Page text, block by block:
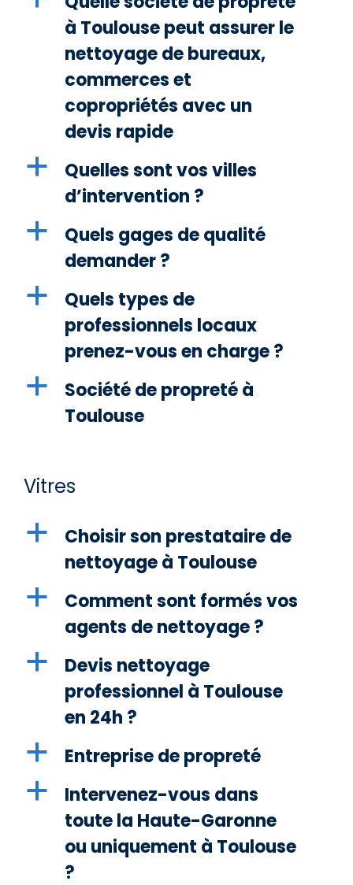
à Toulouse peut assurer le
nettoyage de bureaux,
commerces et
copropriétés avec un
devis rapide
a
Quelles sont vos villes
d’intervention ?
a
Quels gages de qualité
demander ?
a
Quels types de
professionnels locaux
prenez-vous en charge ?
a
Société de propreté à
Toulouse
Vitres
a
Choisir son prestataire de
nettoyage à Toulouse
a
Comment sont formés vos
agents de nettoyage ?
a
Devis nettoyage
professionnel à Toulouse
en 24h ?
a Entreprise de propreté
a
Intervenez-vous dans
toute la Haute-Garonne
ou uniquement à Toulouse
?